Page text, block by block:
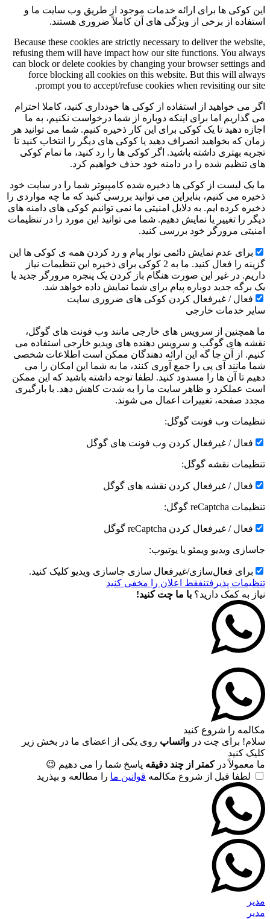
این کوکی ها برای ارائه خدمات موجود از طریق وب سایت ما و
استفاده از برخی از ویژگی های آن کاملاً ضروری هستند.
Because these cookies are strictly necessary to deliver the website,
refusing them will have impact how our site functions. You always
can block or delete cookies by changing your browser settings and
force blocking all cookies on this website. But this will always
prompt you to accept/refuse cookies when revisiting our site.
اگر می خواهید از استفاده از کوکی ها خودداری کنید، کاملا احترام
می گذاریم اما برای اینکه دوباره از شما درخواست نکنیم، به ما
اجازه دهید تا یک کوکی برای این کار ذخیره کنیم. شما می توانید هر
زمان که بخواهید انصراف دهید یا کوکی های دیگر را انتخاب کنید تا
تجربه بهتری داشته باشید. اگر کوکی ها را رد کنید، ما تمام کوکی
های تنظیم شده را در دامنه خود حذف خواهیم کرد.
ما یک لیست از کوکی ها ذخیره شده کامپیوتر شما را در سایت خود
ذخیره می کنیم، بنابراین می توانید بررسی کنید که ما چه مواردی را
ذخیره کرده ایم. به دلایل امنیتی ما نمی توانیم کوکی های دامنه های
دیگر را تغییر یا نمایش دهیم. شما می توانید این مورد را در تنظیمات
امنیتی مرورگر خود بررسی کنید.
برای عدم نمایش دائمی نوار پیام و رد کردن همه ی کوکی ها این
گزینه را فعال کنید. ما به 2 کوکی برای ذخیره این تنظیمات نیاز
داریم. در غیر این صورت هنگام باز کردن یک پنجره مرورگر جدید یا
یک برگه جدید دوباره پیام برای شما نمایش داده خواهد شد.
فعال / غیرفعال کردن کوکی های ضروری سایت
سایر خدمات خارجی
ما همچنین از سرویس های خارجی مانند وب فونت های گوگل،
نقشه های گوگب و سرویس دهنده های ویدیو خارجی استفاده می
کنیم. از آن جا گه این ارائه دهندگان ممکن است اطلاعات شخصی
شما مانند آی پی را جمع آوری کنند، ما به شما این امکان را می
دهیم تا آن ها را مسدود کنید. لطفا توجه داشته باشید که این ممکن
است عملکرد و ظاهر سایت ما را به شدت کاهش دهد. با بارگیری
مجدد صفحه، تغییرات اعمال می شوند.
تنظیمات وب فونت گوگل:
فعال / غیرفعال کردن وب فونت های گوگل
تنظیمات نقشه گوگل:
فعال / غیرفعال کردن نقشه های گوگل
تنظیمات reCaptcha گوگل:
فعال / غیرفعال کردن reCaptcha گوگل
جاسازی ویدیو ویمئو یا یوتیوب:
برای فعال‌سازی/غیرفعال سازی جاسازی ویدیو کلیک کنید.
تنظیمات پذیرفتنفقط اعلان را مخفی کنید
نیاز به کمک دارید؟ با ما چت کنید!
مکالمه را شروع کنید
سلام! برای چت در واتساپ روی یکی از اعضای ما در بخش زیر
کلیک کنید
ما معمولاً درکمتر از چند دقیقه پاسخ شما را می دهیم 😉
لطفا قبل از شروع مکالمه قوانین ما را مطالعه و بپذرید
مدیر
مدیر